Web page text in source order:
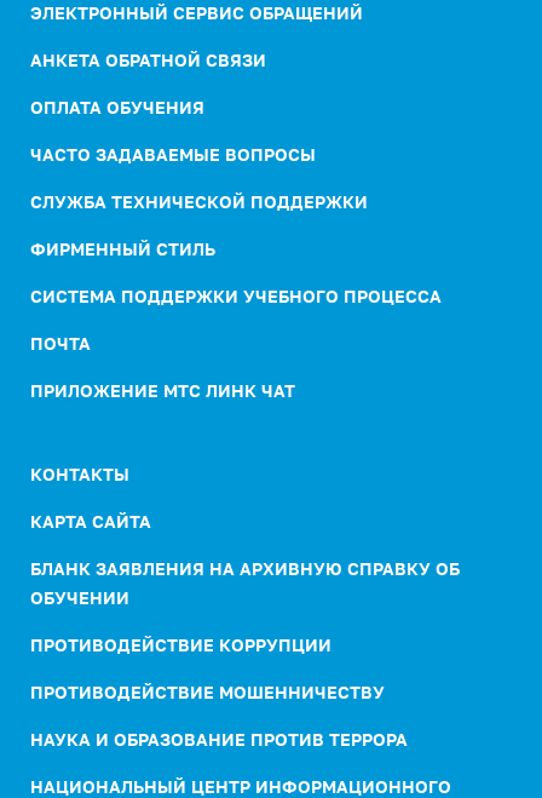
ЭЛЕКТРОННЫЙ СЕРВИС ОБРАЩЕНИЙ
АНКЕТА ОБРАТНОЙ СВЯЗИ
ОПЛАТА ОБУЧЕНИЯ
ЧАСТО ЗАДАВАЕМЫЕ ВОПРОСЫ
СЛУЖБА ТЕХНИЧЕСКОЙ ПОДДЕРЖКИ
ФИРМЕННЫЙ СТИЛЬ
СИСТЕМА ПОДДЕРЖКИ УЧЕБНОГО ПРОЦЕССА
ПОЧТА
ПРИЛОЖЕНИЕ МТС ЛИНК ЧАТ
КОНТАКТЫ
КАРТА САЙТА
БЛАНК ЗАЯВЛЕНИЯ НА АРХИВНУЮ СПРАВКУ ОБ
ОБУЧЕНИИ
ПРОТИВОДЕЙСТВИЕ КОРРУПЦИИ
ПРОТИВОДЕЙСТВИЕ МОШЕННИЧЕСТВУ
НАУКА И ОБРАЗОВАНИЕ ПРОТИВ ТЕРРОРА
НАЦИОНАЛЬНЫЙ ЦЕНТР ИНФОРМАЦИОННОГО